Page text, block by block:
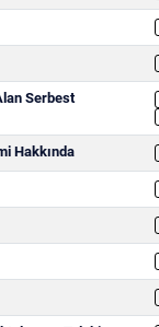
Serbest
Hakkında